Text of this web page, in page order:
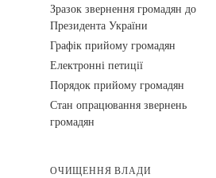
Зразок звернення громадян до
Президента України
Графік прийому громадян
Електронні петиції
Порядок прийому громадян
Стан опрацювання звернень
громадян
ОЧИЩЕННЯ ВЛАДИ